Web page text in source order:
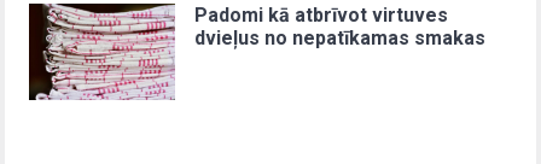
Padomi kā atbrīvot virtuves
dvieļus no nepatīkamas smakas